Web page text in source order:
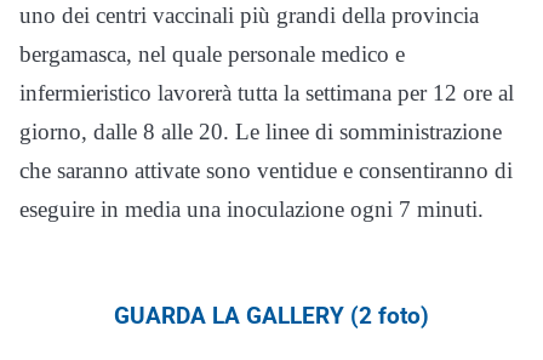
uno dei centri vaccinali più grandi della provincia
bergamasca, nel quale personale medico e
infermieristico lavorerà tutta la settimana per 12 ore al
giorno, dalle 8 alle 20. Le linee di somministrazione
che saranno attivate sono ventidue e consentiranno di
eseguire in media una inoculazione ogni 7 minuti.
GUARDA LA GALLERY (2 foto)